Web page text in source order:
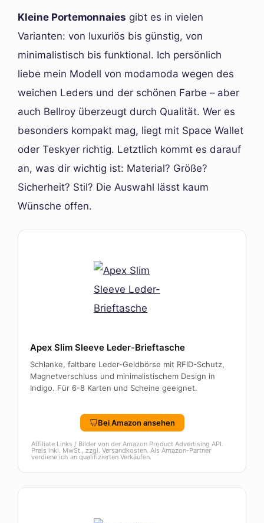
Kleine Portemonnaies gibt es in vielen
Varianten: von luxuriös bis günstig, von
minimalistisch bis funktional. Ich persönlich
liebe mein Modell von modamoda wegen des
weichen Leders und der schönen Farbe – aber
auch Bellroy überzeugt durch Qualität. Wer es
besonders kompakt mag, liegt mit Space Wallet
oder Teskyer richtig. Letztlich kommt es darauf
an, was dir wichtig ist: Material? Größe?
Sicherheit? Stil? Die Auswahl lässt kaum
Wünsche offen.
Apex Slim Sleeve Leder-Brieftasche
Schlanke, faltbare Leder-Geldbörse mit RFID-Schutz,
Magnetverschluss und minimalistischem Design in
Indigo. Für 6-8 Karten und Scheine geeignet.
Bei Amazon ansehen
Affiliate Links / Bilder von der Amazon Product Advertising API.
Preis inkl. MwSt., zzgl. Versandkosten. Als Amazon-Partner
verdiene ich an qualifizierten Verkäufen.